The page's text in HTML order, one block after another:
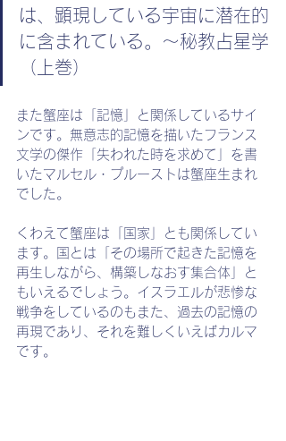
は、顕現している宇宙に潜在的
に含まれている。～秘教占星学
（上巻）
また蟹座は「記憶」と関係しているサイ
ンです。無意志的記憶を描いたフランス
文学の傑作「失われた時を求めて」を書
いたマルセル・プルーストは蟹座生まれ
でした。
くわえて蟹座は「国家」とも関係してい
ます。国とは「その場所で起きた記憶を
再生しながら、構築しなおす集合体」と
もいえるでしょう。イスラエルが悲惨な
戦争をしているのもまた、過去の記憶の
再現であり、それを難しくいえばカルマ
です。